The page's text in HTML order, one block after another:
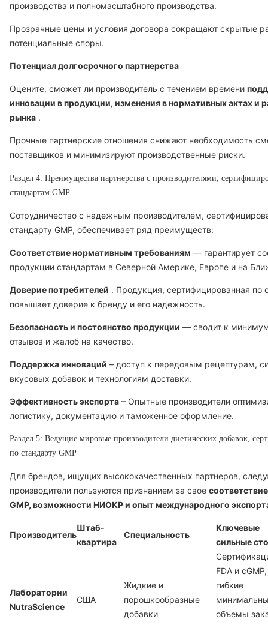
производства и полномасштабного производства.
Прозрачные цены и условия договора сокращают скрытые
потенциальные споры.
Потенциал долгосрочного партнерства
Оцените, сможет ли производитель с течением времени
инновации в продукции, изменения в нормативных актах и
рынка .
Прочные партнерские отношения снижают необходимость
поставщиков и минимизируют производственные риски.
Раздел 4: Преимущества партнерства с производителями,
стандартам GMP
Сотрудничество с надежным производителем,
стандарту GMP, обеспечивает ряд преимуществ:
Соответствие нормативным требованиям — гарантирует
продукции стандартам в Северной Америке, Европе и на
Доверие потребителей . Продукция, сертифицированная по
повышает доверие к бренду и его надежность.
Безопасность и постоянство продукции — сводит к
отзывов и жалоб на качество.
Поддержка инноваций – доступ к передовым рецептурам,
вкусовых добавок и технологиям доставки.
Эффективность экспорта – Опытные производители
логистику, документацию и таможенное оформление.
Раздел 5: Ведущие мировые производители диетических добавок,
по стандарту GMP
Для брендов, ищущих высококачественных партнеров,
производители пользуются признанием за свое
GMP, возможности НИОКР и опыт международного
Производитель
Штаб-
квартира
Специальность
Ключевые
сильные
Лаборатории
NutraScience
США
Жидкие и
порошкообразные
добавки
FDA и cGMP,
гибкие
объемы